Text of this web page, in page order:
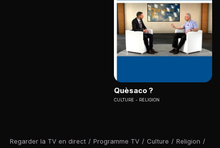
Regarder la TV en direct / Programme TV / Culture / Religion /
Quèsaco ?
CULTURE RELIGION